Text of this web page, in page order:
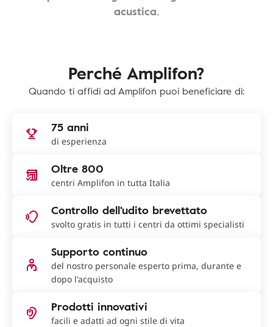
acustica.
Perché Amplifon?
Quando ti affidi ad Amplifon puoi beneficiare di:
75 anni
di esperienza
Oltre 800
centri Amplifon in tutta Italia
Controllo dell'udito brevettato
svolto gratis in tutti i centri da ottimi specialisti
Supporto continuo
del nostro personale esperto prima, durante e
dopo l'acquisto
Prodotti innovativi
facili e adatti ad ogni stile di vita